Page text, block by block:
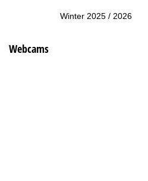
Winter 2025 / 2026
Webcams